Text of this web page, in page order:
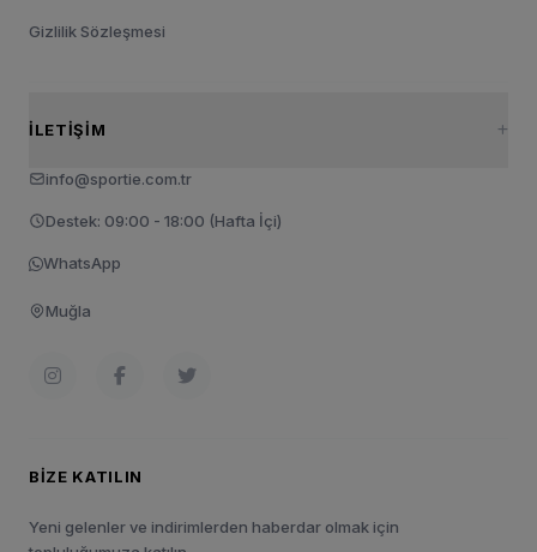
Gizlilik Sözleşmesi
İLETIŞIM
info@sportie.com.tr
Destek: 09:00 - 18:00 (Hafta İçi)
WhatsApp
Muğla
BIZE KATILIN
Yeni gelenler ve indirimlerden haberdar olmak için